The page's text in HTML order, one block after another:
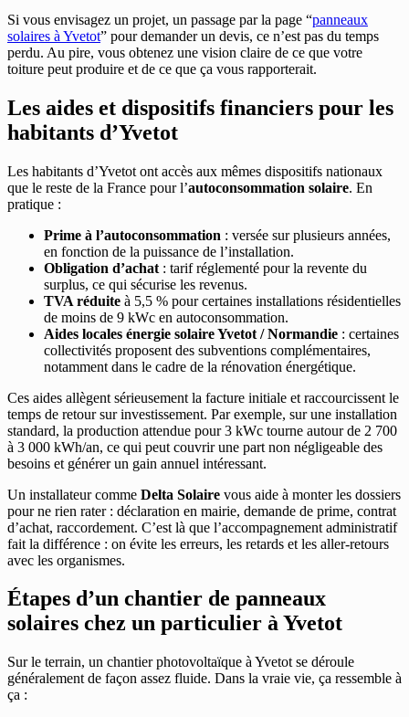
Si vous envisagez un projet, un passage par la page “panneaux
solaires à Yvetot” pour demander un devis, ce n’est pas du temps
perdu. Au pire, vous obtenez une vision claire de ce que votre
toiture peut produire et de ce que ça vous rapporterait.
Les aides et dispositifs financiers pour les
habitants d’Yvetot
Les habitants d’Yvetot ont accès aux mêmes dispositifs nationaux
que le reste de la France pour l’autoconsommation solaire. En
pratique :
Prime à l’autoconsommation : versée sur plusieurs années,
en fonction de la puissance de l’installation.
Obligation d’achat : tarif réglementé pour la revente du
surplus, ce qui sécurise les revenus.
TVA réduite à 5,5 % pour certaines installations résidentielles
de moins de 9 kWc en autoconsommation.
Aides locales énergie solaire Yvetot / Normandie : certaines
collectivités proposent des subventions complémentaires,
notamment dans le cadre de la rénovation énergétique.
Ces aides allègent sérieusement la facture initiale et raccourcissent le
temps de retour sur investissement. Par exemple, sur une installation
standard, la production attendue pour 3 kWc tourne autour de 2 700
à 3 000 kWh/an, ce qui peut couvrir une part non négligeable des
besoins et générer un gain annuel intéressant.
Un installateur comme Delta Solaire vous aide à monter les dossiers
pour ne rien rater : déclaration en mairie, demande de prime, contrat
d’achat, raccordement. C’est là que l’accompagnement administratif
fait la différence : on évite les erreurs, les retards et les aller-retours
avec les organismes.
Étapes d’un chantier de panneaux
solaires chez un particulier à Yvetot
Sur le terrain, un chantier photovoltaïque à Yvetot se déroule
généralement de façon assez fluide. Dans la vraie vie, ça ressemble à
ça :